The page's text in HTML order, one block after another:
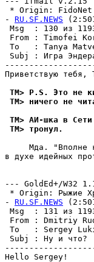
* Origin:
- RU.SF.NEWS
Msg  :
From : Timofei
To   : Tanya
Приветствую тебя,
TM> P.S. Это не
TM> ничего не
TM> АИ-шка в
TM> тpонул.
Мда. "Вполне
в духе идейных
--- GoldEd+/W32
* Origin: Рыжие
- RU.SF.NEWS
Msg  :
From : Dmitriy
To   : Sergey
Hello Sergey!